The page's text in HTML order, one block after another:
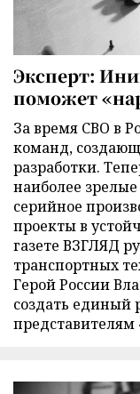
Эксперт:
поможет
За время СВО в
команд,
разработки.
наиболее
серийное
проекты в
газете ВЗГЛЯД
транспортных
Герой России
создать единый
представителям